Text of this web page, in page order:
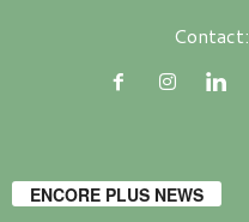
Contact:
ENCORE PLUS NEWS